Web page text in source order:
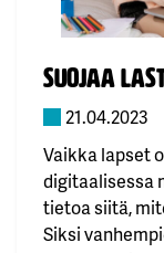
Suojaa
Julkaistu:
21.04.2023
Vaikka lapset
digitaalisessa
tietoa siitä,
Siksi